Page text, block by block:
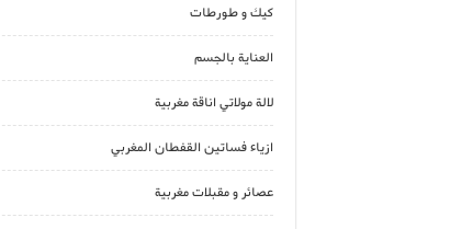
كيك و طورطات
العناية بالجسم
لالة مولاتي اناقة مغربية
ازياء فساتين القفطان المغربي
عصائر و مقبلات مغربية